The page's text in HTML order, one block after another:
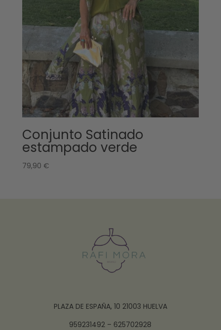
Conjunto Satinado
estampado verde
79,90 €
PLAZA DE ESPAÑA, 10 21003 HUELVA
959231492 – 625702928